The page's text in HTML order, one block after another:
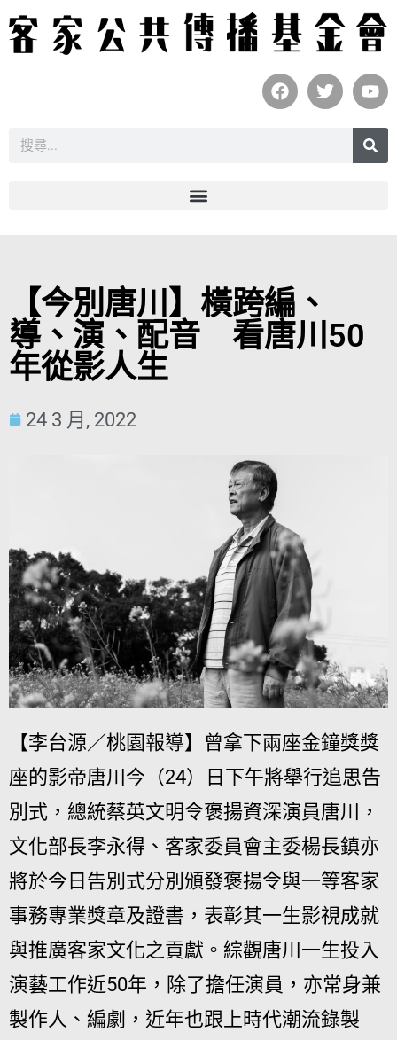
【今別唐川】橫跨編、
導、演、配音 看唐川50
年從影人生
24 3 月, 2022
【李台源／桃園報導】曾拿下兩座金鐘獎獎
座的影帝唐川今（24）日下午將舉行追思告
別式，總統蔡英文明令褒揚資深演員唐川，
文化部長李永得、客家委員會主委楊長鎮亦
將於今日告別式分別頒發褒揚令與一等客家
事務專業獎章及證書，表彰其一生影視成就
與推廣客家文化之貢獻。綜觀唐川一生投入
演藝工作近50年，除了擔任演員，亦常身兼
製作人、編劇，近年也跟上時代潮流錄製